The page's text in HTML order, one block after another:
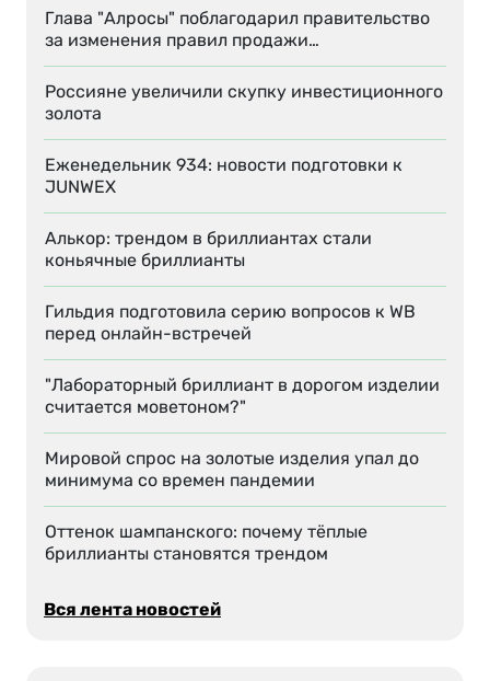
Глава "Алросы" поблагодарил правительство
за изменения правил продажи…
Россияне увеличили скупку инвестиционного
золота
Еженедельник 934: новости подготовки к
JUNWEX
Алькор: трендом в бриллиантах стали
коньячные бриллианты
Гильдия подготовила серию вопросов к WB
перед онлайн-встречей
"Лабораторный бриллиант в дорогом изделии
считается моветоном?"
Мировой спрос на золотые изделия упал до
минимума со времен пандемии
Оттенок шампанского: почему тёплые
бриллианты становятся трендом
Вся лента новостей